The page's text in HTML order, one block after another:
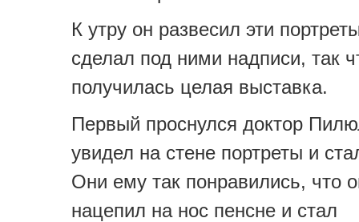
К утру он развесил эти
сделал под ними надписи, так
получилась целая выставка.
Первый проснулся доктор
увидел на стене портреты и
Они ему так понравились, что
нацепил на нос пенсне и стал